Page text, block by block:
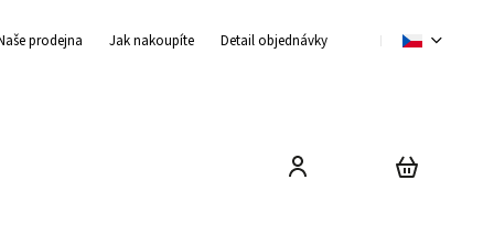
prodejna Jak nakoupíte Detail objednávky Obchodní podmínky